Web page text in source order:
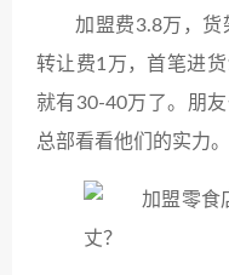
加盟费3.8万，货
转让费1万，首笔进
就有30-40万了。朋
总部看看他们的实力。